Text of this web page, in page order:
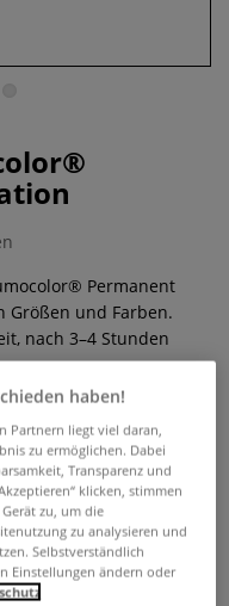
Permanent
Größen und Farben.
nach 3–4 Stunden
7,15 €
19% bzw. 7% MwSt,
ggf. zuzüglichVersandkosten
bestellen
haben!
Partnern liegt viel daran,
zu ermöglichen. Dabei
Transparenz und
klicken, stimmen
zu, um die
zu analysieren und
Selbstverständlich
Einstellungen ändern oder